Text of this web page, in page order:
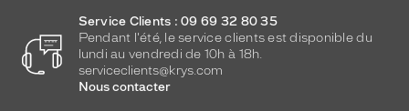
Service Clients : 09 69 32 80 35
Pendant l'été, le service clients est disponible du
lundi au vendredi de 10h à 18h.
serviceclients@krys.com
Nous contacter